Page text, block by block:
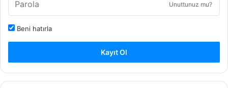
Unuttunuz mu?
Beni hatırla
Kayıt Ol